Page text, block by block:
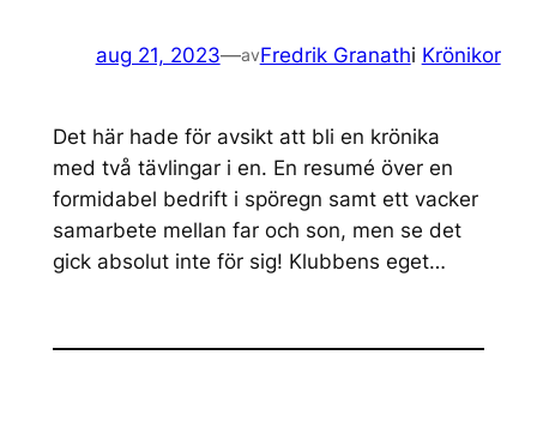
aug 21, 2023—avFredrik Granathi Krönikor
Det här hade för avsikt att bli en krönika
med två tävlingar i en. En resumé över en
formidabel bedrift i spöregn samt ett vacker
samarbete mellan far och son, men se det
gick absolut inte för sig! Klubbens eget…